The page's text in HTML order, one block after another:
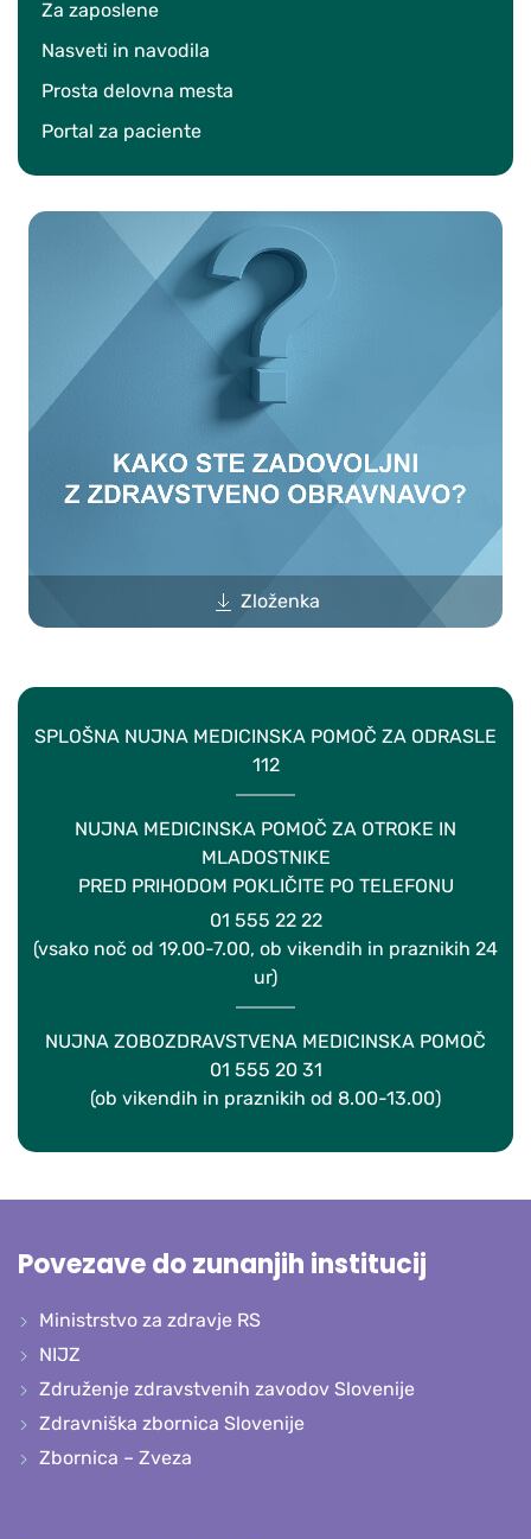
Za zaposlene
Nasveti in navodila
Prosta delovna mesta
Portal za paciente
Zloženka
SPLOŠNA NUJNA MEDICINSKA POMOČ ZA ODRASLE
112
NUJNA MEDICINSKA POMOČ ZA OTROKE IN
MLADOSTNIKE
PRED PRIHODOM POKLIČITE PO TELEFONU
01 555 22 22
(vsako noč od 19.00-7.00, ob vikendih in praznikih 24
ur)
NUJNA ZOBOZDRAVSTVENA MEDICINSKA POMOČ
01 555 20 31
(ob vikendih in praznikih od 8.00-13.00)
Povezave do zunanjih institucij
Ministrstvo za zdravje RS
NIJZ
Združenje zdravstvenih zavodov Slovenije
Zdravniška zbornica Slovenije
Zbornica – Zveza